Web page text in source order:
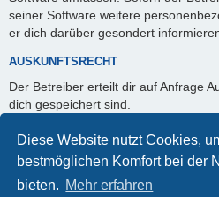
Diese Website nutzt Cookies,
bestmöglichen Komfort bei der
bieten. Mehr erfahren
seiner Software weitere
er dich darüber gesondert
AUSKUNFTSRECHT
Der Betreiber erteilt dir auf Anfrage
dich gespeichert sind.
Du kannst jederzeit die Löschung
verlangen. Kontaktiere hierzu bitte